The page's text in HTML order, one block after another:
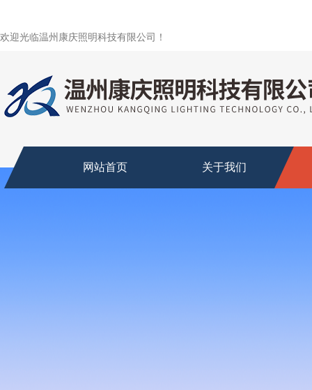
欢迎光临温州康庆照明科技有限公司！
网站首页 关于我们